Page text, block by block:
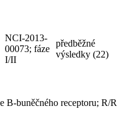
NCI-2013-
00073; fáze
I/II
předběžné
výsledky (22)
B-buněčného receptoru; R/R